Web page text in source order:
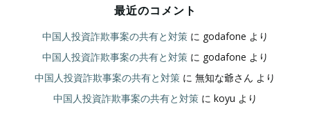
最近のコメント
中国人投資詐欺事案の共有と対策に godafone より
中国人投資詐欺事案の共有と対策に godafone より
中国人投資詐欺事案の共有と対策 に 無知な爺さん より
中国人投資詐欺事案の共有と対策に koyu より